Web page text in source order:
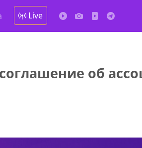
Live
об